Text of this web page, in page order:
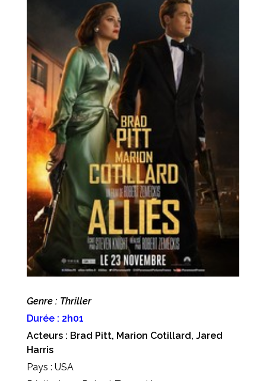
Genre : Thriller
Durée : 2h01
Acteurs : Brad Pitt, Marion Cotillard, Jared
Harris
Pays : USA